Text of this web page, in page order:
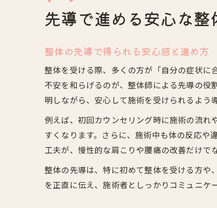
先導で進める安心な整
整体の先導で得られる安心感と進め方
整体を受ける際、多くの方が「自分の症状に
不安を和らげるのが、整体師による先導の
明しながら、安心して施術を受けられるよう
例えば、初回カウンセリング時に施術の流
すくなります。さらに、施術中も体の反応や
工夫が、慢性的な肩こりや腰痛の改善だけで
整体の先導は、特に初めて整体を受ける方や
を正直に伝え、施術者としっかりコミュニケ